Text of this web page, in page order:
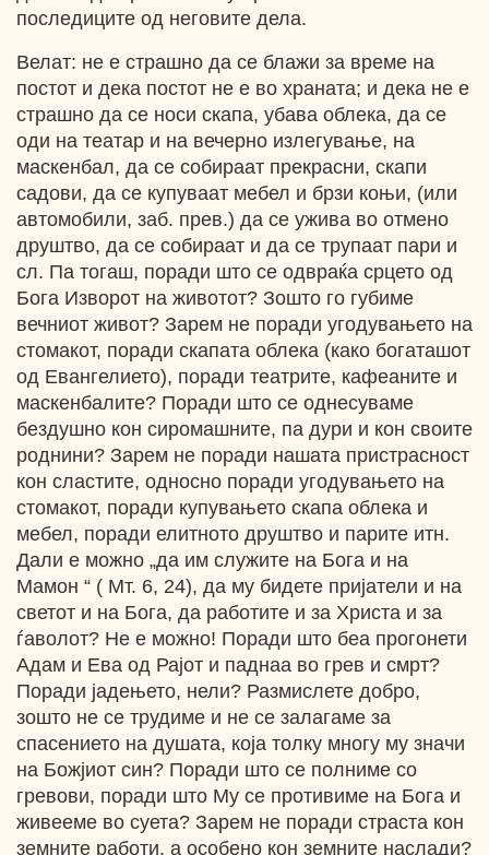
последиците од неговите дела.
Велат: не е страшно да се блажи за време на
постот и дека постот не е во храната; и дека не е
страшно да се носи скапа, убава облека, да се
оди на театар и на вечерно излегување, на
маскенбал, да се собираат прекрасни, скапи
садови, да се купуваат мебел и брзи коњи, (или
автомобили, заб. прев.) да се ужива во отмено
друштво, да се собираат и да се трупаат пари и
сл. Па тогаш, поради што се одвраќа срцето од
Бога Изворот на животот? Зошто го губиме
вечниот живот? Зарем не поради угодувањето на
стомакот, поради скапата облека (како богаташот
од Евангелието), поради театрите, кафеаните и
маскенбалите? Поради што се однесуваме
бездушно кон сиромашните, па дури и кон своите
роднини? Зарем не поради нашата пристрасност
кон сластите, односно поради угодувањето на
стомакот, поради купувањето скапа облека и
мебел, поради елитното друштво и парите итн.
Дали е можно „да им служите на Бога и на
Мамон “ ( Мт. 6, 24), да му бидете пријатели и на
светот и на Бога, да работите и за Христа и за
ѓаволот? Не е можно! Поради што беа прогонети
Адам и Ева од Рајот и паднаа во грев и смрт?
Поради јадењето, нели? Размислете добро,
зошто не се трудиме и не се залагаме за
спасението на душата, која толку многу му значи
на Божјиот син? Поради што се полниме со
гревови, поради што Му се противиме на Бога и
живееме во суета? Зарем не поради страста кон
земните работи, а особено кон земните наслади?